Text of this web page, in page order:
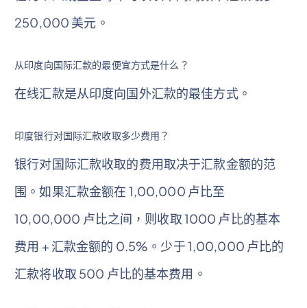
250,000 美元。
从印度向国际汇款的最便宜方式是什么？
在线汇款是从印度向国外汇款的最佳方式。
印度银行对国际汇款收取多少费用？
银行对国际汇款收取的费用取决于汇款金额的范
围。如果汇款金额在 1,00,000 卢比至
10,00,000 卢比之间，则收取 1000 卢比的基本
费用 + 汇款金额的 0.5%。少于 1,00,000 卢比的
汇款将收取 500 卢比的基本费用。